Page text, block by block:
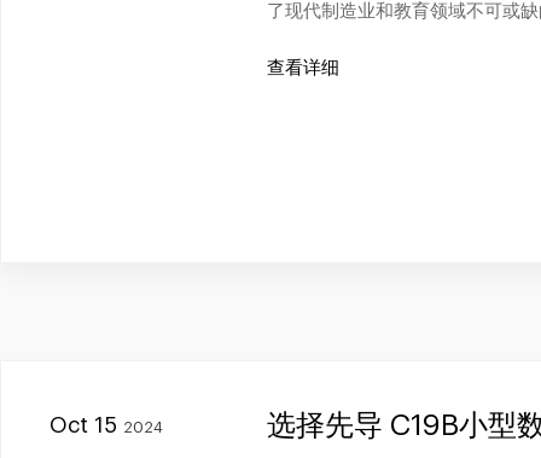
了现代制造业和教育领域不可或
查看详细
Oct 15 2024 选择先导 C19B小型